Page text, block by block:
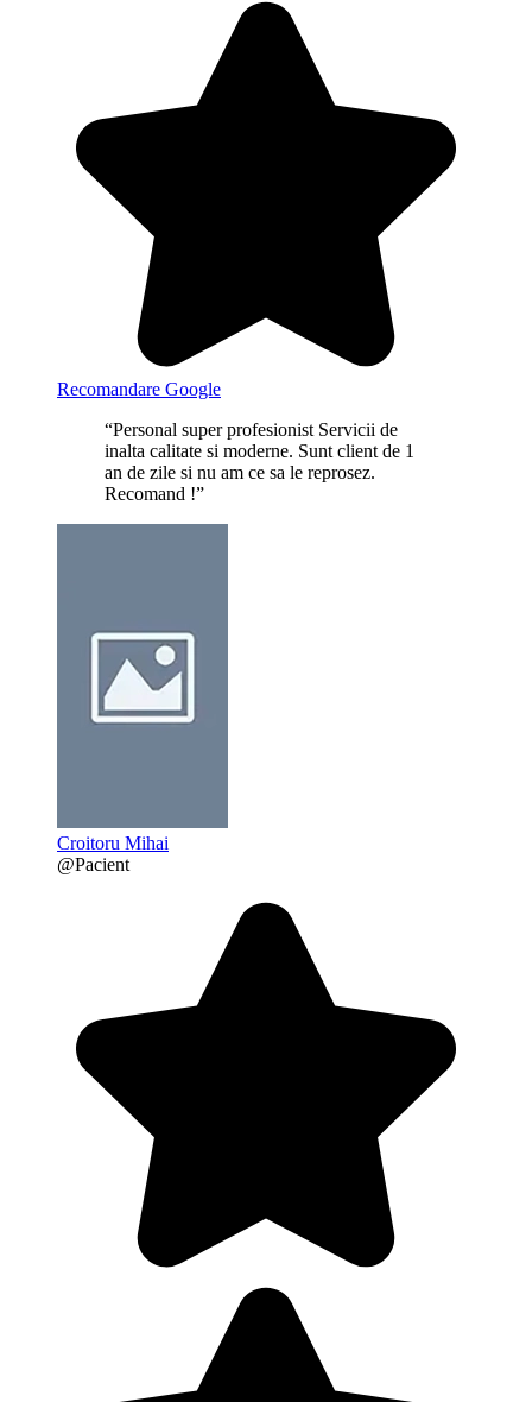
Recomandare Google
“Personal super profesionist Servicii de
inalta calitate si moderne. Sunt client de 1
an de zile si nu am ce sa le reprosez.
Recomand !”
Croitoru Mihai
@Pacient